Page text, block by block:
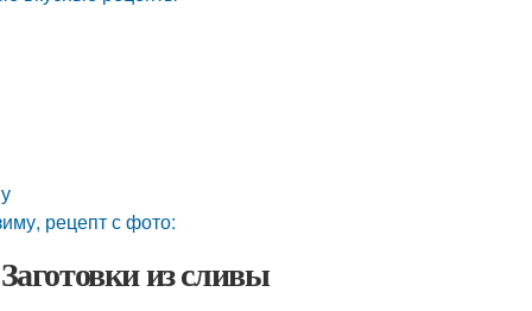
рецепт с фото:
из сливы